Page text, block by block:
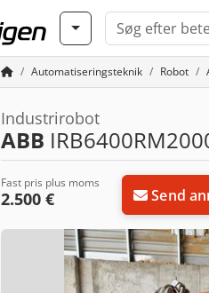
Automatiseringsteknik Robot
Industrirobot
ABB
Fast pris plus moms
2.500 € Send